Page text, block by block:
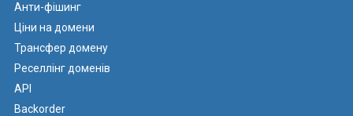
Анти-фішинг
Ціни на домени
Трансфер домену
Реселлінг доменів
API
Backorder